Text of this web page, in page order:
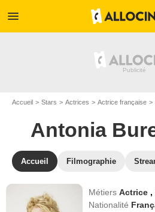
menu
Accueil Stars Actrices Actrice française
Antonia
Accueil Filmographie
MétiersActrice ,
Nationalité